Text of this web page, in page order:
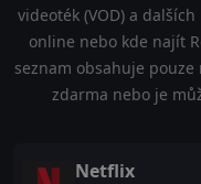
videoték (VOD) a
online nebo kde najít
seznam obsahuje
zdarma nebo je
Netflix